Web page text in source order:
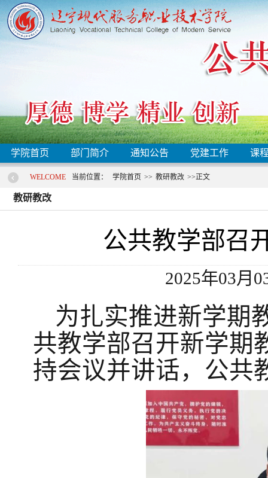
学院首页 部门简介 通知公告 党建工作 课
WELCOME 当前位置： 学院首页 >> 教研教改 >>正文
教研教改
公共教学部召
2025年03月
为扎实推进新学期
共教学部召开新学期
持会议并讲话，公共